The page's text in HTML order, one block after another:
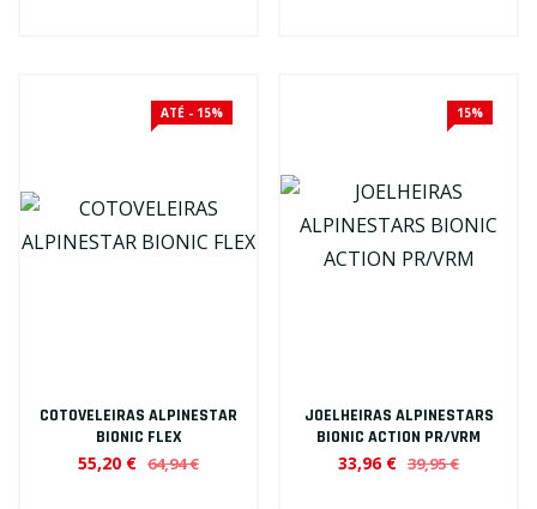
ATÉ - 15%
COTOVELEIRAS ALPINESTAR
BIONIC FLEX
55,20 € 64,94 €
15%
JOELHEIRAS ALPINESTARS
BIONIC ACTION PR/VRM
33,96 € 39,95 €